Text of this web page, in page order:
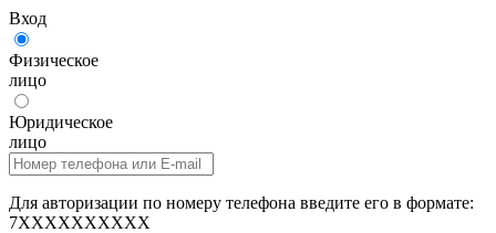
Вход
Физическое
лицо
Юридическое
лицо
Для авторизации по номеру телефона введите его в формате:
7XXXXXXXXXX